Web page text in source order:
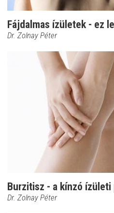
Fájdalmas ízületek - ez
Dr. Zolnay Péter
Burzitisz - a kínzó ízületi
Dr. Zolnay Péter